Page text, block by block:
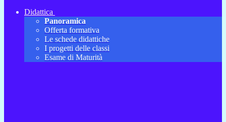
Didattica
Panoramica
Offerta formativa
Le schede didattiche
I progetti delle classi
Esame di Maturità